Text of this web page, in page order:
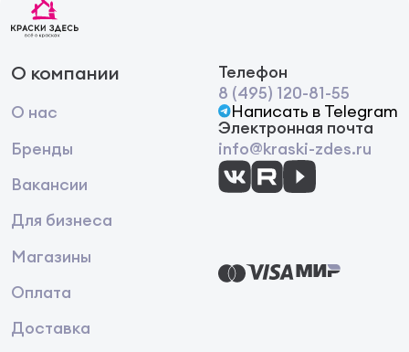
О компании
О нас
Бренды
Вакансии
Для бизнеса
Магазины
Оплата
Доставка
Телефон
8 (495) 120-81-55
Написать в Telegram
Электронная почта
info@kraski-zdes.ru